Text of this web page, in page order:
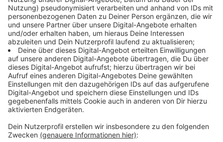
Angaben der Feuerwehr ohne Probleme. Für die
Anwohner war eine Betreuungsstelle im Casino der
York-Kaserne eingerichtet. Insgesamt nahmen 43
Personen das Angebot der kurzfristigen Ersatz-
Unterkunft wahr.
Der Verkehr auf dem Albersloher Weg konnte derweil
wie gewohnt fließen, er war von den Maßnahmen nicht
betroffen. Inzwischen sind alle Absperrmaßnahmen
aufgehoben.
Anzeige